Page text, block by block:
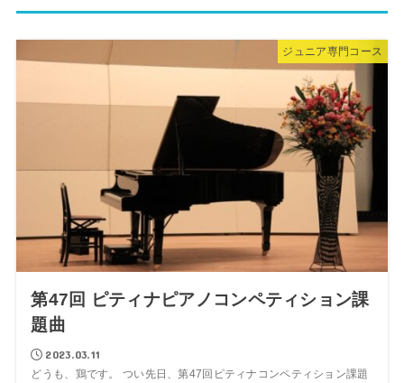
ジュニア専門コース
第47回 ピティナピアノコンペティション課
題曲
2023.03.11
どうも、鶏です。 つい先日、第47回ピティナコンペティション課題